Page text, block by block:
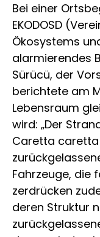
Bei einer
EKODOSD
Ökosystems
alarmierendes
Sürücü, der
berichtete am
Lebensraum
wird: „Der
Caretta
Fahrzeuge, die
zerdrücken
deren Struktur